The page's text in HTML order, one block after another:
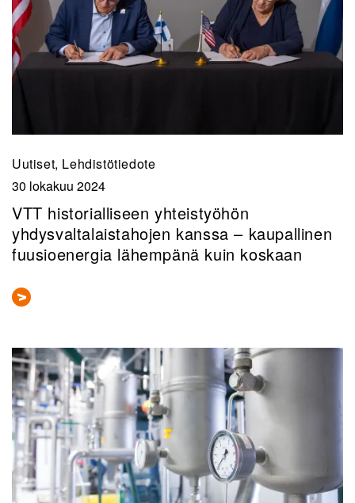
Uutiset, Lehdistötiedote
30 lokakuu 2024
VTT historialliseen yhteistyöhön
yhdysvaltalaistahojen kanssa – kaupallinen
fuusioenergia lähempänä kuin koskaan